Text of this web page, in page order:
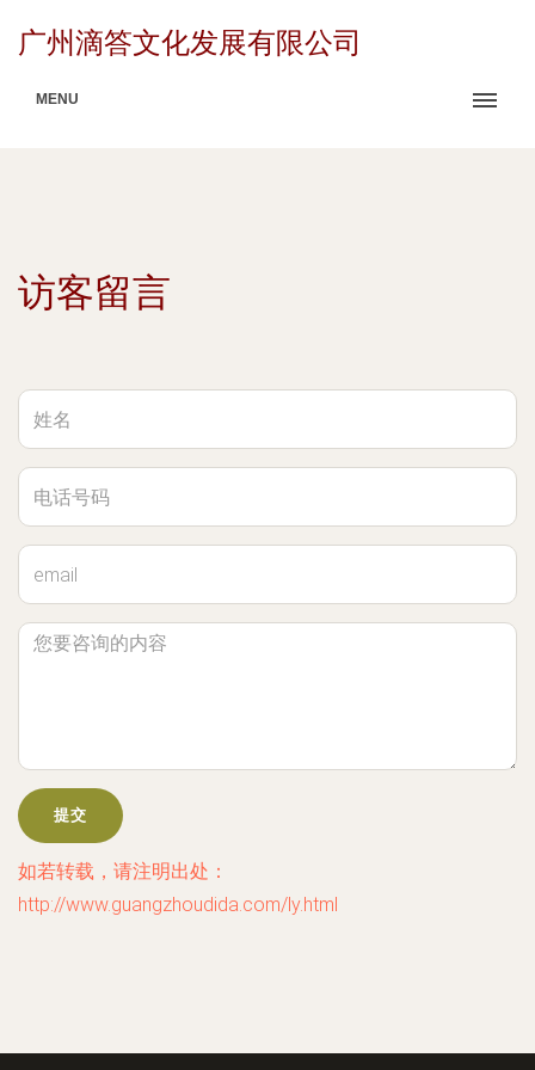
广州滴答文化发展有限公司
MENU
访客留言
如若转载，请注明出处：
http://www.guangzhoudida.com/ly.html